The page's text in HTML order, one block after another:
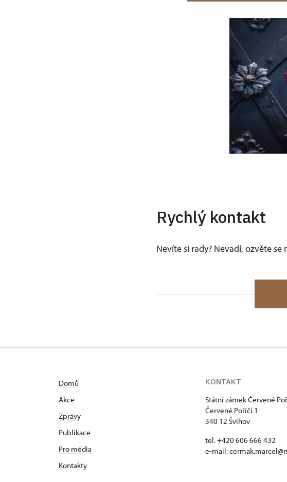
Rychlý kontakt
Nevíte si rady? Nevadí, ozvěte
Domů
Akce
Zprávy
Publikace
Pro média
Kontakty
KONTAKT
Státní zámek Červené
Červené Poříčí 1
340 12 Švihov
tel. +420 606 666 432
e-mail: